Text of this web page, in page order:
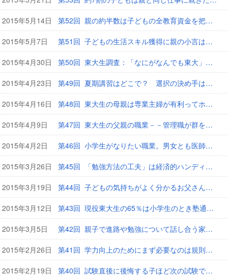
2015年5月14日 第52回 親の約半数は子どもの全教育資金を把握していない
2015年5月7日 第51回 子どもの生活スキル獲得に親の小言は百害あって一利なし
2015年4月30日 第50回 東大生調査：「なにがなんでも東大」は6割！
2015年4月23日 第49回 夏期講習はどこで？ 選択の決め手はやはり体験授業
2015年4月16日 第48回 東大生の母親は専業主婦が有利ってホント？
2015年4月9日 第47回 東大生の父親の職業－－管理職が群を抜いて多かった
2015年4月2日 第46回 小学生がなりたい職業。男女とも医師が安定的な人気
2015年3月26日 第45回 「勉強方法の工夫」は経済的ハンディを乗り越える
2015年3月19日 第44回 子どもの気持ちがよく分かるお父さん、お母さんが増加
2015年3月12日 第43回 現役東大生の65％は小学生のとき塾通いしていた
2015年3月5日 第42回 親子で進路や勉強について話し合う家庭の子は学力が高い
2015年2月26日 第41回 学力向上のためにまず必要なのは規則正しい生活です
2015年2月19日 第40回 試験直後に後悔する子ほど次の試験で「やる気」になる